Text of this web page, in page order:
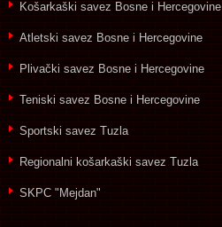
Košarkaški savez Bosne i Hercegovine
Atletski savez Bosne i Hercegovine
Plivački savez Bosne i Hercegovine
Teniski savez Bosne i Hercegovine
Sportski savez Tuzla
Regionalni košarkaški savez Tuzla
SKPC "Mejdan"